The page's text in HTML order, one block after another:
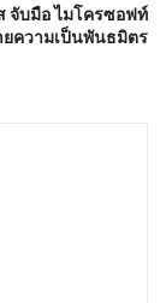
ส จับมือ ไมโครซอฟท์
ความเป็นพันธมิตร